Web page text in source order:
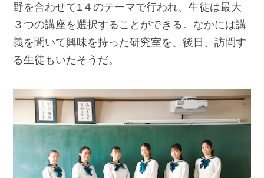
野を合わせて1４のテーマで行われ、生徒は最大
３つの講座を選択することができる。なかには講
義を聞いて興味を持った研究室を、後日、訪問す
る生徒もいたそうだ。